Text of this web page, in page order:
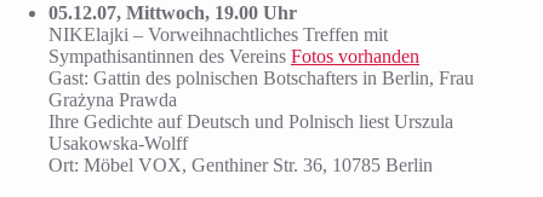
05.12.07, Mittwoch, 19.00 Uhr
NIKElajki – Vorweihnachtliches Treffen mit
Sympathisantinnen des Vereins Fotos vorhanden
Gast: Gattin des polnischen Botschafters in Berlin, Frau
Grażyna Prawda
Ihre Gedichte auf Deutsch und Polnisch liest Urszula
Usakowska-Wolff
Ort: Möbel VOX, Genthiner Str. 36, 10785 Berlin